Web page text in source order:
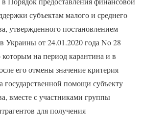
субъектам малого и среднего
утвержденного постановлением
Украины от 24.01.2020 года No 28
которым на период карантина и в
его отмены значение критерия
государственной помощи субъекту
вместе с участниками группы
для получения